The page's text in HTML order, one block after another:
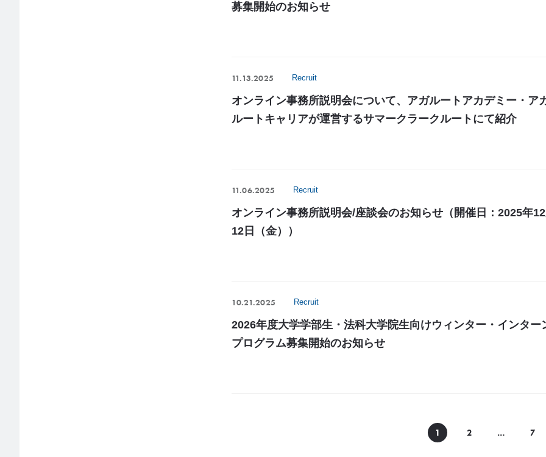
募集開始のお知らせ
11.13.2025 Recruit
オンライン事務所説明会について、アガルートアカデミー・ア
ルートキャリアが運営するサマークラークルートにて紹介
11.06.2025 Recruit
オンライン事務所説明会/座談会のお知らせ（開催日：2025年
12日（金））
10.21.2025 Recruit
2026年度大学学部生・法科大学院生向けウィンター・インター
プログラム募集開始のお知らせ
1 2 … 7